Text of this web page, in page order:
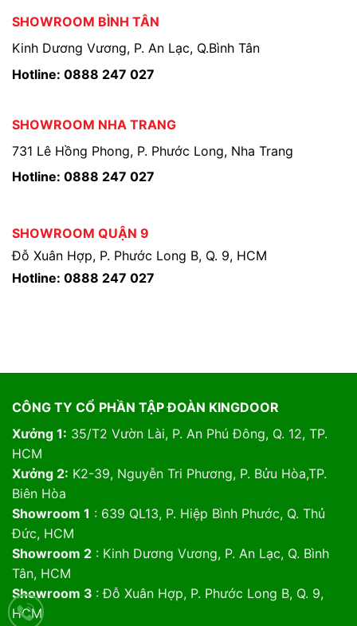
SHOWROOM BÌNH TÂN
Kinh Dương Vương, P. An Lạc, Q.Bình Tân
Hotline: 0888 247 027
SHOWROOM NHA TRANG
731 Lê Hồng Phong, P. Phước Long, Nha Trang
Hotline: 0888 247 027
SHOWROOM QUẬN 9
Đỗ Xuân Hợp, P. Phước Long B, Q. 9, HCM
Hotline: 0888 247 027
CÔNG TY CỔ PHẦN TẬP ĐOÀN KINGDOOR
Xưởng 1: 35/T2 Vườn Lài, P. An Phú Đông, Q. 12, TP.
HCM
Xưởng 2: K2-39, Nguyễn Tri Phương, P. Bửu Hòa,TP.
Biên Hòa
Showroom 1 : 639 QL13, P. Hiệp Bình Phước, Q. Thủ
Đức, HCM
Showroom 2: Kinh Dương Vương, P. An Lạc, Q. Bình
Tân, HCM
Showroom 3 : Đỗ Xuân Hợp, P. Phước Long B, Q. 9,
HCM